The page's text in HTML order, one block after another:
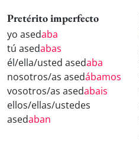
Pretérito imperfecto
yo asedaba
tú asedabas
él/ella/usted asedaba
nosotros/as asedábamos
vosotros/as asedabais
ellos/ellas/ustedes
asedaban